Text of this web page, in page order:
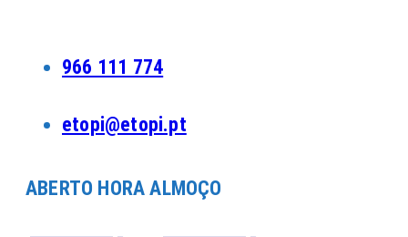
966 111 774
etopi@etopi.pt
ABERTO HORA ALMOÇO